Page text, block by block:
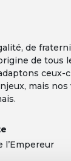
de
de tous
mais
l’Empereur